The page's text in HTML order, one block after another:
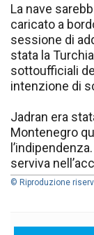
La nave
caricato a
sessione di
stata la
sottoufficiali
intenzione di
Jadran era
Montenegro
serviva
© Riproduzione